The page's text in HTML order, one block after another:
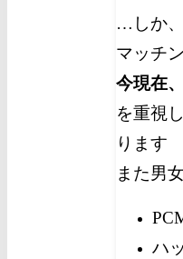
…しか
マッチ
今現在
を重視
ります
また男
ハ